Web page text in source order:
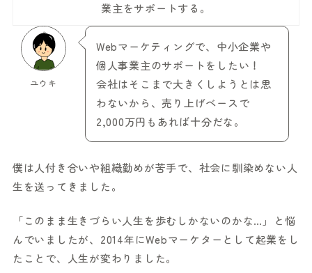
業主をサポートする。
ユウキ
Webマーケティングで、中小企業や
個人事業主のサポートをしたい！
会社はそこまで大きくしようとは思
わないから、売り上げベースで
2,000万円もあれば十分だな。
僕は人付き合いや組織勤めが苦手で、社会に馴染めない人
生を送ってきました。
「このまま生きづらい人生を歩むしかないのかな…」と悩
んでいましたが、2014年にWebマーケターとして起業をし
たことで、人生が変わりました。